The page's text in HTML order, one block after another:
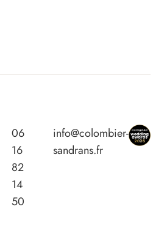
06
16
82
14
50
info@colombier-
sandrans.fr